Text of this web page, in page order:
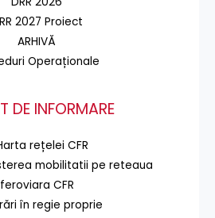
2027 Proiect
ARHIVĂ
Operaționale
DE INFORMARE
rețelei CFR
mobilitatii pe reteaua
feroviara CFR
în regie proprie